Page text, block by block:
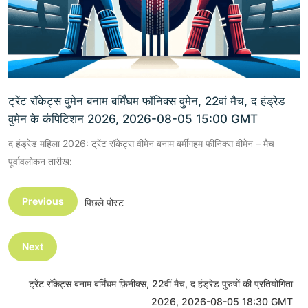
ट्रेंट रॉकेट्स वुमेन बनाम बर्मिंघम फॉनिक्स वुमेन, 22वां मैच, द हंड्रेड
वुमेन के कंपिटिशन 2026, 2026-08-05 15:00 GMT
द हंड्रेड महिला 2026: ट्रेंट रॉकेट्स वीमेन बनाम बर्मींगहम फीनिक्स वीमेन – मैच
पूर्वावलोकन तारीख:
Previous पिछले पोस्ट
Next
ट्रेंट रॉकेट्स बनाम बर्मिंघम फ़िनीक्स, 22वीं मैच, द हंड्रेड पुरुषों की प्रतियोगिता
2026, 2026-08-05 18:30 GMT